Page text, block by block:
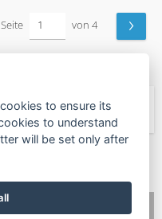
Seite von 4 ›
to ensure its
to understand
will be set only after